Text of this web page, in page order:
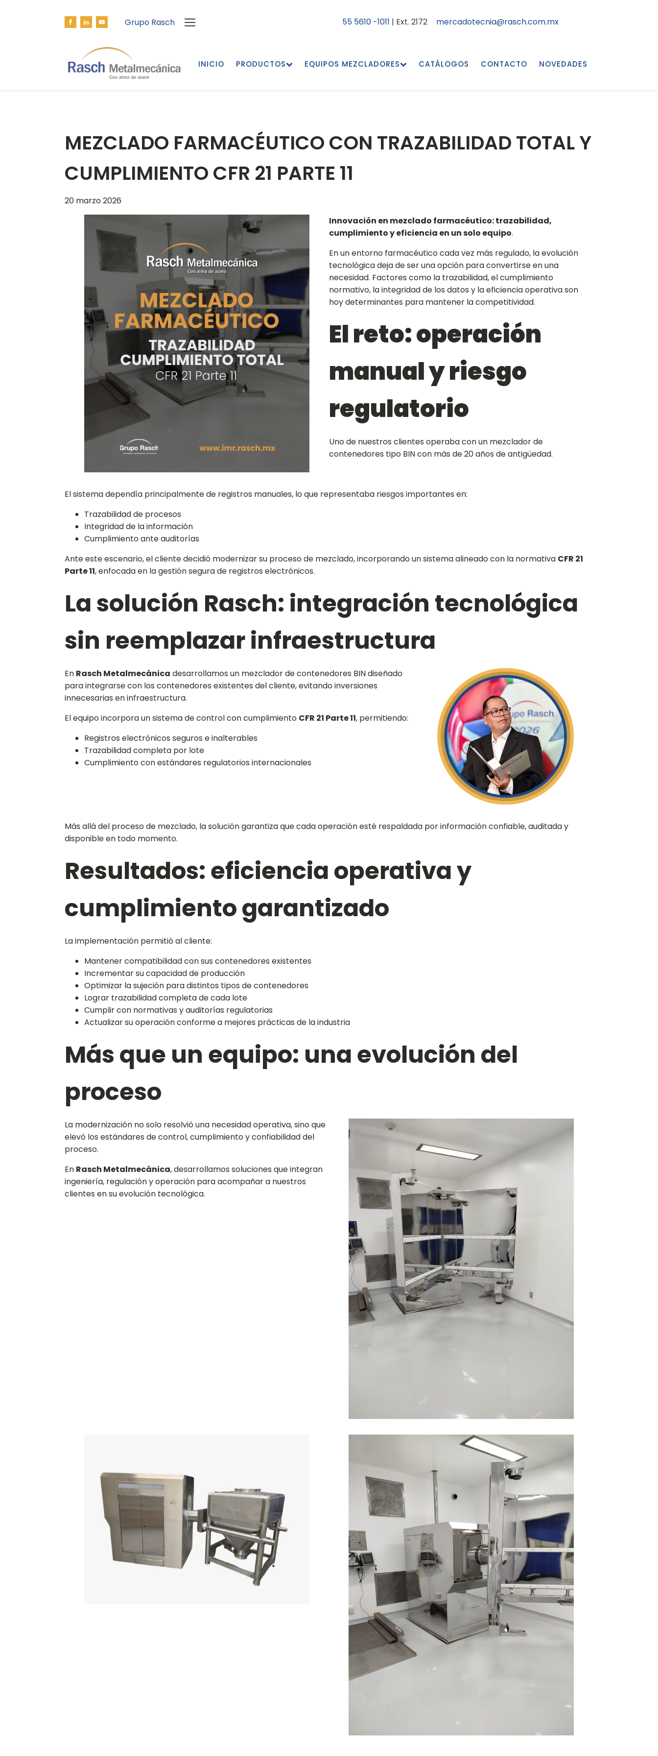
Grupo Rasch 55 5610 -1011 | Ext. 2172 mercadotecnia@rasch.com.mx
INICIO PRODUCTOS EQUIPOS MEZCLADORES CATÁLOGOS CONTACTO NOVEDADES
MEZCLADO FARMACÉUTICO CON TRAZABILIDAD TOTAL Y
CUMPLIMIENTO CFR 21 PARTE 11
20 marzo 2026
Innovación en mezclado farmacéutico: trazabilidad,
cumplimiento y eficiencia en un solo equipo.
En un entorno farmacéutico cada vez más regulado, la evolución
tecnológica deja de ser una opción para convertirse en una
necesidad. Factores como la trazabilidad, el cumplimiento
normativo, la integridad de los datos y la eficiencia operativa son
hoy determinantes para mantener la competitividad.
El reto: operación
manual y riesgo
regulatorio
Uno de nuestros clientes operaba con un mezclador de
contenedores tipo BIN con más de 20 años de antigüedad.
El sistema dependía principalmente de registros manuales, lo que representaba riesgos importantes en:
Trazabilidad de procesos
Integridad de la información
Cumplimiento ante auditorías
Ante este escenario, el cliente decidió modernizar su proceso de mezclado, incorporando un sistema alineado con la normativa CFR 21
Parte 11, enfocada en la gestión segura de registros electrónicos.
La solución Rasch: integración tecnológica
sin reemplazar infraestructura
En Rasch Metalmecánica desarrollamos un mezclador de contenedores BIN diseñado
para integrarse con los contenedores existentes del cliente, evitando inversiones
innecesarias en infraestructura.
El equipo incorpora un sistema de control con cumplimiento CFR 21 Parte 11, permitiendo:
Registros electrónicos seguros e inalterables
Trazabilidad completa por lote
Cumplimiento con estándares regulatorios internacionales
Más allá del proceso de mezclado, la solución garantiza que cada operación esté respaldada por información confiable, auditada y
disponible en todo momento.
Resultados: eficiencia operativa y
cumplimiento garantizado
La implementación permitió al cliente:
Mantener compatibilidad con sus contenedores existentes
Incrementar su capacidad de producción
Optimizar la sujeción para distintos tipos de contenedores
Lograr trazabilidad completa de cada lote
Cumplir con normativas y auditorías regulatorias
Actualizar su operación conforme a mejores prácticas de la industria
Más que un equipo: una evolución del
proceso
La modernización no solo resolvió una necesidad operativa, sino que
elevó los estándares de control, cumplimiento y confiabilidad del
proceso.
En Rasch Metalmecánica, desarrollamos soluciones que integran
ingeniería, regulación y operación para acompañar a nuestros
clientes en su evolución tecnológica.